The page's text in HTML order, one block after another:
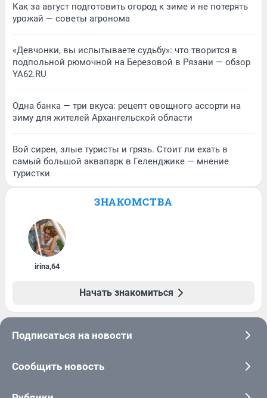
Как за август подготовить огород к зиме и не потерять
урожай — советы агронома
«Девчонки, вы испытываете судьбу»: что творится в
подпольной рюмочной на Березовой в Рязани — обзор
YA62.RU
Одна банка — три вкуса: рецепт овощного ассорти на
зиму для жителей Архангельской области
Вой сирен, злые туристы и грязь. Стоит ли ехать в
самый большой аквапарк в Геленджике — мнение
туристки
ЗНАКОМСТВА
irina,64
Начать знакомиться
Подписаться на новости
Сообщить новость